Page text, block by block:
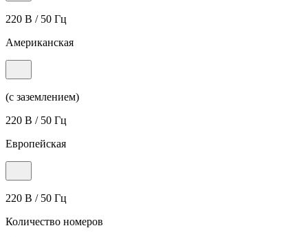
220 В / 50 Гц
Американская
(с заземлением)
220 В / 50 Гц
Европейская
220 В / 50 Гц
Количество номеров